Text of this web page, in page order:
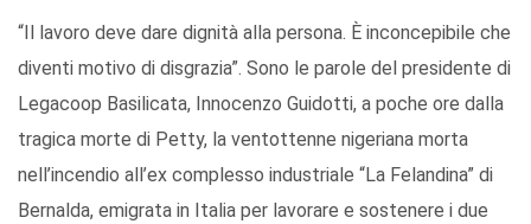
“Il lavoro deve dare dignità alla persona. È inconcepibile che
diventi motivo di disgrazia”. Sono le parole del presidente di
Legacoop Basilicata, Innocenzo Guidotti, a poche ore dalla
tragica morte di Petty, la ventottenne nigeriana morta
nell’incendio all’ex complesso industriale “La Felandina” di
Bernalda, emigrata in Italia per lavorare e sostenere i due